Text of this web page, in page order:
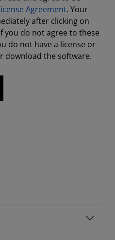
Agreement. Your
after clicking on
you do not agree to these
do not have a license or
download the software.